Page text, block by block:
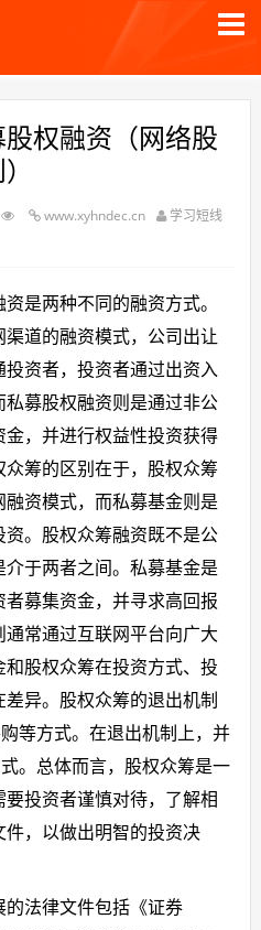
权融资（网络股
www.xyhndec.cn
学习短线
是两种不同的融资方式。
道的融资模式，公司出让
资者，投资者通过出资入
募股权融资则是通过非公
，并进行权益性投资获得
筹的区别在于，股权众筹
资模式，而私募基金则是
。股权众筹融资既不是公
于两者之间。私募基金是
募集资金，并寻求高回报
常通过互联网平台向广大
股权众筹在投资方式、投
异。股权众筹的退出机制
等方式。在退出机制上，并
。总体而言，股权众筹是一
投资者谨慎对待，了解相
，以做出明智的投资决
法律文件包括《证券